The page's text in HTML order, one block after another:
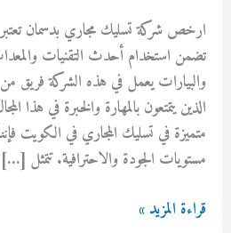
ارخص شركة تسليك مجاري بدسمان تعتبر
تضمن استخدام أحدث التقنيات
والبيارات يعمل في هذه الشركة فريق من
الذين يتمتعون بالمهارة والخبرة في
متميزة في تسليك المجاري في الكويت
مستويات الجودة والاحترافية. تتمثل […]
ارخص
قراءة المزيد »